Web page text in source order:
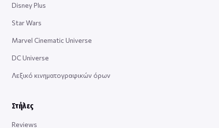
Disney Plus
Star Wars
Marvel Cinematic Universe
DC Universe
Λεξικό κινηματογραφικών όρων
Στήλες
Reviews